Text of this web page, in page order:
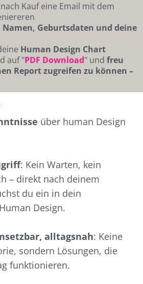
Kauf eine Email mit dem
Namen, Geburtsdaten und deine
Human Design Chart
auf "PDF Download" und freu
Report zugreifen zu können –
über human Design
: Kein Warten, kein
– direkt nach deinem
du ein in dein
Design.
alltagsnah: Keine
sondern Lösungen, die
funktionieren.